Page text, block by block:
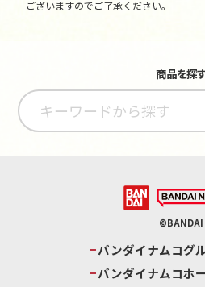
ございますのでご了承ください。
商品を探
©BANDAI
バンダイナムコグ
バンダイナムコホ